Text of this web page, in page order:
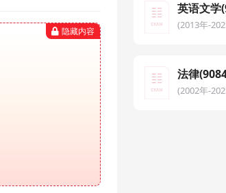
隐藏内容
英语文学
(2013年-
法律
(2002年-